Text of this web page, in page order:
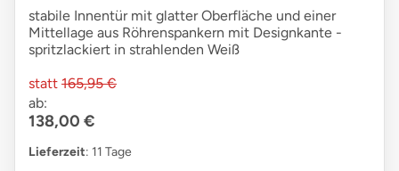
stabile Innentür mit glatter Oberfläche und einer
Mittellage aus Röhrenspankern mit Designkante -
spritzlackiert in strahlenden Weiß
statt 165,95 €
ab:
138,00 €
Lieferzeit: 11 Tage